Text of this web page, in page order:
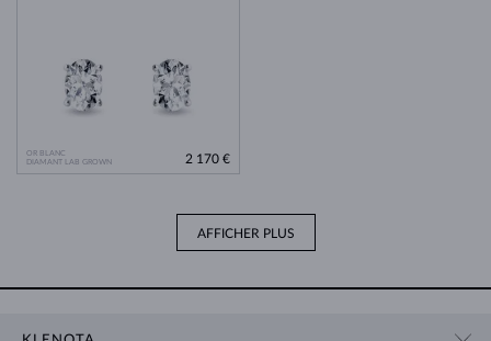
OR BLANC
DIAMANT LAB GROWN
2 170 €
AFFICHER PLUS